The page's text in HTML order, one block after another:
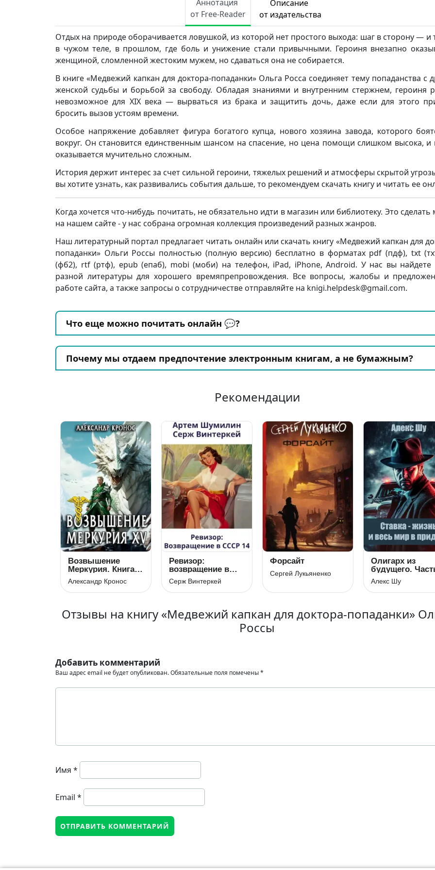
Аннотация
от Free-Reader
Описание
от издательства
Отдых на природе оборачивается ловушкой, из которой нет простого выхода: шаг в сторону — и
в чужом теле, в прошлом, где боль и унижение стали привычными. Героиня внезапно
женщиной, сломленной жестоким мужем, но сдаваться она не собирается.
В книге «Медвежий капкан для доктора-попаданки» Ольга Росса соединяет тему попаданства с
женской судьбы и борьбой за свободу. Обладая знаниями и внутренним стержнем, героиня
невозможное для XIX века — вырваться из брака и защитить дочь, даже если для этого
бросить вызов устоям времени.
Особое напряжение добавляет фигура богатого купца, нового хозяина завода, которого
вокруг. Он становится единственным шансом на спасение, но цена помощи слишком высока, и
оказывается мучительно сложным.
История держит интерес за счет сильной героини, тяжелых решений и атмосферы скрытой
вы хотите узнать, как развивались события дальше, то рекомендуем скачать книгу и читать ее
Когда хочется что-нибудь почитать, не обязательно идти в магазин или библиотеку. Это
на нашем сайте - у нас собрана огромная коллекция произведений разных жанров.
Наш литературный портал предлагает читать онлайн или скачать книгу «Медвежий капкан для
попаданки» Ольги Россы полностью (полную версию) бесплатно в форматах pdf (пдф), txt
(фб2), rtf (ртф), epub (епаб), mobi (моби) на телефон, iPad, iPhone, Android. У нас вы найдете
разной литературы для хорошего времяпрепровождения. Все вопросы, жалобы и
работе сайта, а также запросы о сотрудничестве отправляйте на knigi.helpdesk@gmail.com.
Что еще можно почитать онлайн 💬?
Почему мы отдаем предпочтение электронным книгам, а не бумажным?
Рекомендации
Возвышение
Меркурия. Книга
15
Александр Кронос
Ревизор:
возвращение в
СССР 14
Серж Винтеркей
Форсайт
Сергей Лукьяненко
Олигарх из
будущего.
5. Ставка –
и весь мир в
придачу
Алекс Шу
Отзывы на книгу «Медвежий капкан для доктора-попаданки»
Россы
Добавить комментарий
Ваш адрес email не будет опубликован.Обязательные поля помечены*
Имя *
Email *